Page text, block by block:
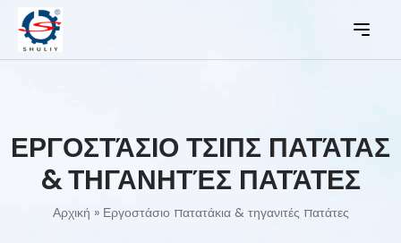
ΕΡΓΟΣΤΆΣΙΟ ΤΣΙΠΣ ΠΑΤΆΤΑΣ
& ΤΗΓΑΝΗΤΈΣ ΠΑΤΆΤΕΣ
Αρχική » Εργοστάσιο πατατάκια & τηγανιτές πατάτες